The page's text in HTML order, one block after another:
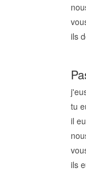
ils
tu
il
ils